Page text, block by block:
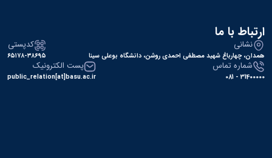
ارتباط با ما
نشانی
همدان، چهارباغ شهید مصطفی احمدی روشن، دانشگاه بوعلی سینا
کدپستی
۶۵۱۷۸-۳۸۶۹۵
شماره تماس
31400000 - 081
پست الکترونیک
public_relation[at]basu.ac.ir